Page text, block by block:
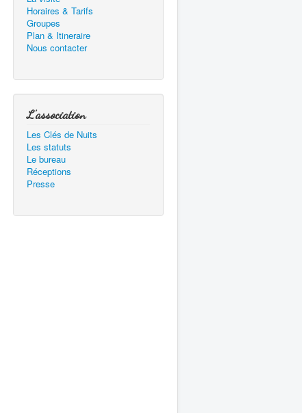
Horaires & Tarifs
Groupes
Plan & Itineraire
Nous contacter
L'association
Les Clés de Nuits
Les statuts
Le bureau
Réceptions
Presse